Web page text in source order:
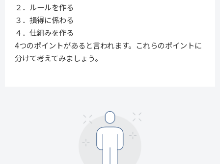
２．ルールを作る
３．損得に係わる
４．仕組みを作る
4つのポイントがあると言われます。これらのポイントに
分けて考えてみましょう。